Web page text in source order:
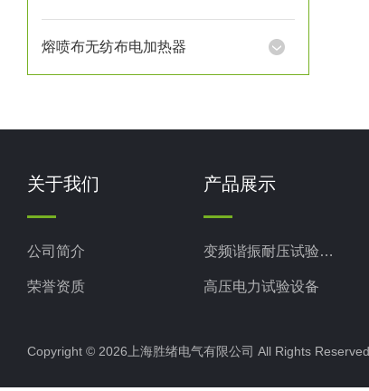
熔喷布无纺布电加热器
关于我们
公司简介
荣誉资质
产品展示
变频谐振耐压试验装置
高压电力试验设备
防雷检测仪器设备
Copyright © 2026上海胜绪电气有限公司 All Rights